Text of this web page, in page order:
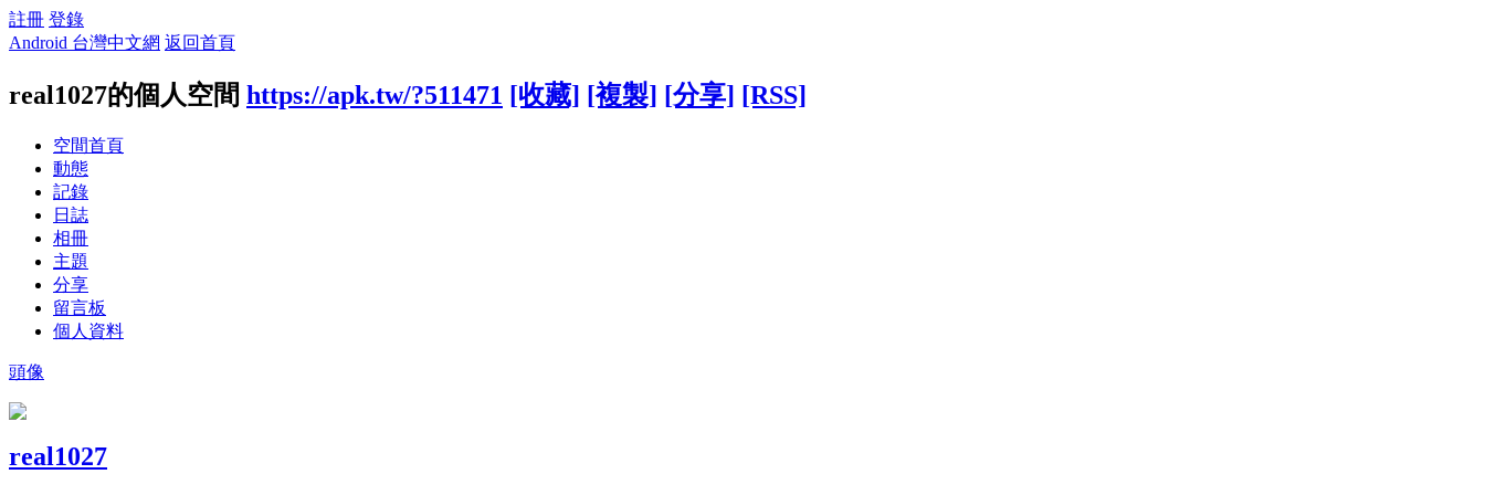
註冊 登錄
Android 台灣中文網 返回首頁
real1027的個人空間 https://apk.tw/?511471 [收藏] [複製] [分享] [RSS]
空間首頁
動態
記錄
日誌
相冊
主題
分享
留言板
個人資料
頭像
real1027